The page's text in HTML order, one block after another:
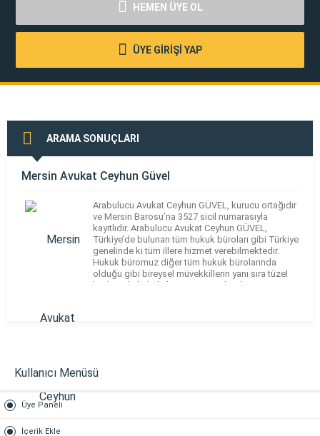
HEMEN ÜYE OL
ÜYE GİRİŞİ YAP
ARAMA SONUÇLARI
Mersin Avukat Ceyhun Güvel
Arabulucu Avukat Ceyhun GÜVEL, kurucu ortağıdır
ve Mersin Barosu’na 3527 sicil numarasıyla
kayıtlıdır. Arabulucu Avukat Ceyhun GÜVEL,
Türkiye’de bulunan tüm hukuk büroları gibi Türkiye
genelinde ki tüm illere hizmet verebilmektedir.
Hukuk büromuz diğer tüm hukuk bürolarında
olduğu gibi bireysel müvekkillerin yanı sıra tüzel
kişilere de hukuki hizmet sunmaktadır.
Kullanıcı Menüsü
Üye Paneli
İçerik Ekle